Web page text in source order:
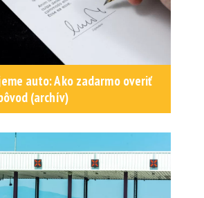
auto: Ako zadarmo overiť
(archív)